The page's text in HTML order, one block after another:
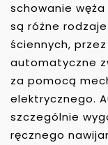
schowanie
są różne
ściennych,
automatyczne
za pomocą
elektrycznego.
szczególnie
ręcznego